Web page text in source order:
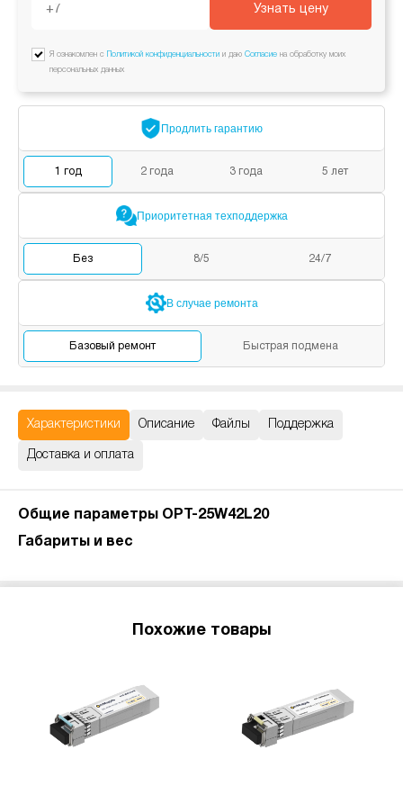
Узнать цену
Я ознакомлен с Политикой конфиденциальности и даю Согласие на обработку моих
персональных данных
Продлить гарантию
1 год 2 года 3 года 5 лет
Приоритетная техподдержка
Без 8/5 24/7
В случае ремонта
Базовый ремонт Быстрая подмена
Характеристики Описание Файлы Поддержка
Доставка и оплата
Общие параметры OPT-25W42L20
Габариты и вес
Похожие товары